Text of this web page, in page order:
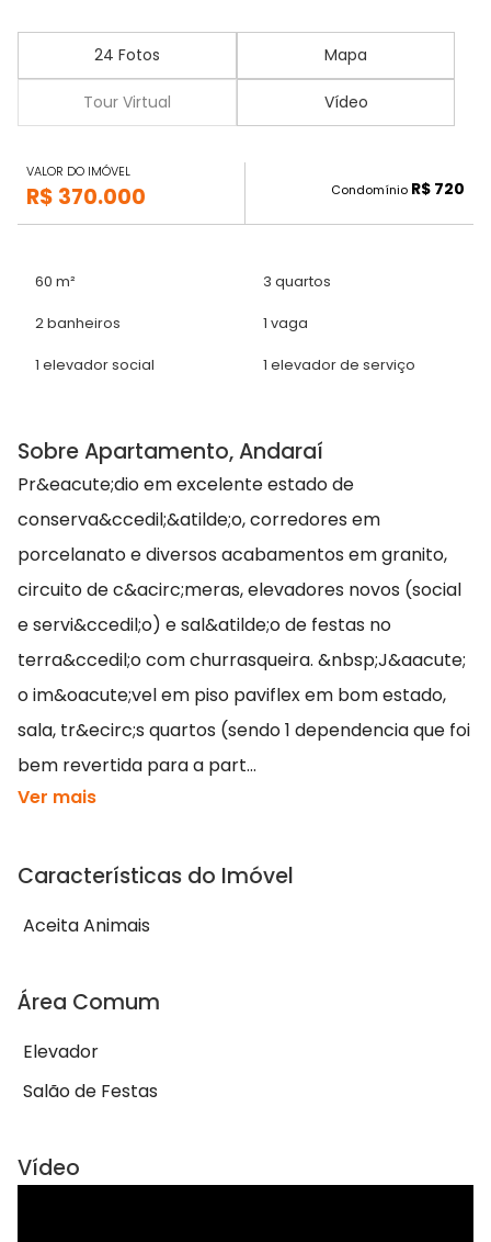
24 Fotos Mapa
Tour Virtual Vídeo
VALOR DO IMÓVEL
R$ 370.000 Condomínio R$ 720
60 m² 3 quartos
2 banheiros 1 vaga
1 elevador social 1 elevador de serviço
Sobre Apartamento, Andaraí
Pr&eacute;dio em excelente estado de
conserva&ccedil;&atilde;o, corredores em
porcelanato e diversos acabamentos em granito,
circuito de c&acirc;meras, elevadores novos (social
e servi&ccedil;o) e sal&atilde;o de festas no
terra&ccedil;o com churrasqueira. &nbsp;J&aacute;
o im&oacute;vel em piso paviflex em bom estado,
sala, tr&ecirc;s quartos (sendo 1 dependencia que foi
bem revertida para a part...
Ver mais
Características do Imóvel
Aceita Animais
Área Comum
Elevador
Salão de Festas
Vídeo